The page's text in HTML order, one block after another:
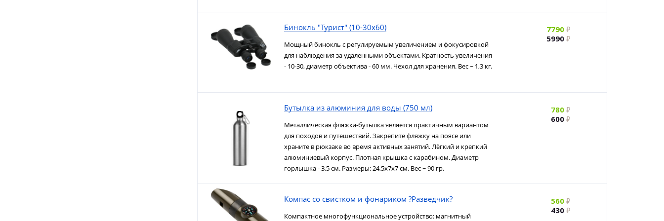
Бинокль "Турист" (10-30х60)
Мощный бинокль с регулируемым увеличением и фокусировкой
для наблюдения за удаленными объектами. Кратность увеличения
- 10-30, диаметр объектива - 60 мм. Чехол для хранения. Вес ~ 1,3 кг.
7790
5990
Бутылка из алюминия для воды (750 мл)
Металлическая фляжка-бутылка является практичным вариантом
для походов и путешествий. Закрепите фляжку на поясе или
храните в рюкзаке во время активных занятий. Лёгкий и крепкий
алюминиевый корпус. Плотная крышка с карабином. Диаметр
горлышка - 3,5 см. Размеры: 24,5х7х7 см. Вес ~ 90 гр.
780
600
Компас со свистком и фонариком ?Разведчик?
Компактное многофункциональное устройство: магнитный
560
430